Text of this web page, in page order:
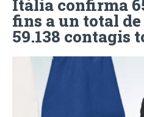
Itàlia confirma
fins a un total
59.138 contagis